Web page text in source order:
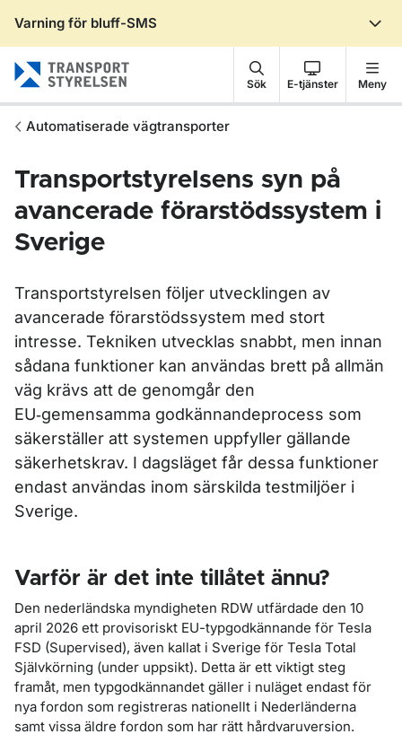
Varning för bluff-SMS
Sök E-tjänster Meny
Automatiserade vägtransporter
Transportstyrelsens syn på
avancerade förarstödssystem i
Sverige
Transportstyrelsen följer utvecklingen av
avancerade förarstödssystem med stort
intresse. Tekniken utvecklas snabbt, men innan
sådana funktioner kan användas brett på allmän
väg krävs att de genomgår den
EU‑gemensamma godkännandeprocess som
säkerställer att systemen uppfyller gällande
säkerhetskrav. I dagsläget får dessa funktioner
endast användas inom särskilda testmiljöer i
Sverige.
Varför är det inte tillåtet ännu?
Den nederländska myndigheten RDW utfärdade den 10
april 2026 ett provisoriskt EU-typgodkännande för Tesla
FSD (Supervised), även kallat i Sverige för Tesla Total
Självkörning (under uppsikt). Detta är ett viktigt steg
framåt, men typgodkännandet gäller i nuläget endast för
nya fordon som registreras nationellt i Nederländerna
samt vissa äldre fordon som har rätt hårdvaruversion.